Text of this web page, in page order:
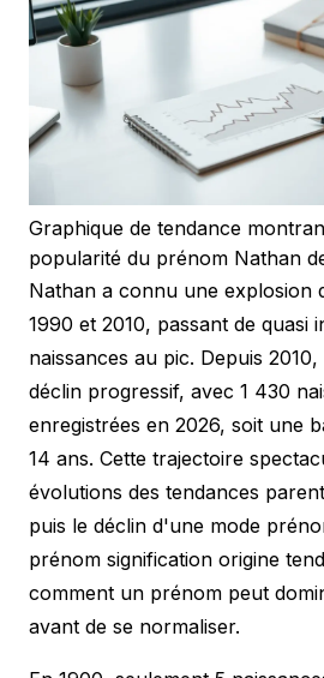
Graphique de tendance
popularité du prénom Nathan
Nathan a connu une explosion
1990 et 2010, passant de quasi
naissances au pic. Depuis
déclin progressif, avec 1 430
enregistrées en 2026, soit une
14 ans. Cette trajectoire
évolutions des tendances
puis le déclin d'une mode
prénom signification origine
comment un prénom peut
avant de se normaliser.